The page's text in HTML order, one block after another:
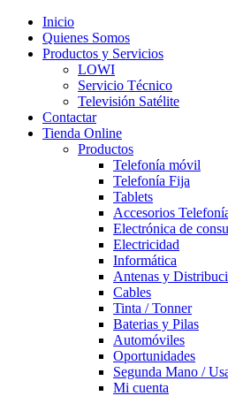
Inicio
Quienes Somos
Productos y Servicios
LOWI
Servicio Técnico
Televisión Satélite
Contactar
Tienda Online
Productos
Telefonía móvil
Telefonía Fija
Tablets
Accesorios
Electrónica de
Electricidad
Informática
Antenas y
Cables
Tinta / Tonner
Baterias y Pilas
Automóviles
Oportunidades
Segunda Mano /
Mi cuenta